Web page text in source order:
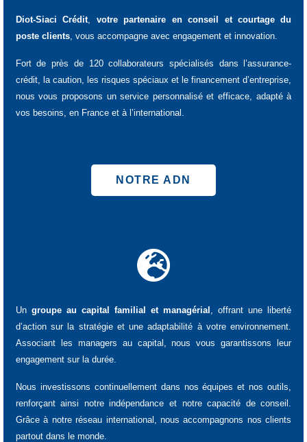
Diot-Siaci Crédit, votre partenaire en conseil et courtage du
poste clients, vous accompagne avec engagement et innovation.
Fort de près de 120 collaborateurs spécialisés dans l’assurance-
crédit, la caution, les risques spéciaux et le financement d’entreprise,
nous vous proposons un service personnalisé et efficace, adapté à
vos besoins, en France et à l’international.
NOTRE ADN
Un groupe au capital familial et managérial , offrant une liberté
d’action sur la stratégie et une adaptabilité à votre environnement.
Associant les managers au capital, nous vous garantissons leur
engagement sur la durée.
Nous investissons continuellement dans nos équipes et nos outils,
renforçant ainsi notre indépendance et notre capacité de conseil.
Grâce à notre réseau international, nous accompagnons nos clients
partout dans le monde.